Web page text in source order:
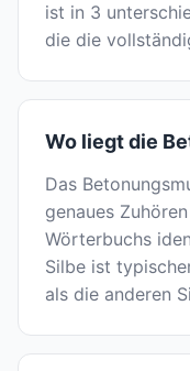
ist in 3
die die
Wo liegt die
Das
genaues
Wörterbuchs
Silbe ist
als die anderen